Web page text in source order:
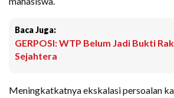
Baca Juga:
GERPOSI: WTP Belum Jadi Bukti
Sejahtera
Meningkatkatnya ekskalasi persoalan